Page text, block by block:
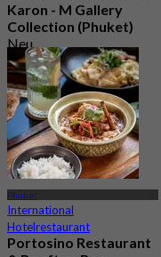
Karon - M Gallery
Collection (Phuket)
Neu
5.0
Aus฿ 1,299
Phuket
International
Hotelrestaurant
Portosino Restaurant